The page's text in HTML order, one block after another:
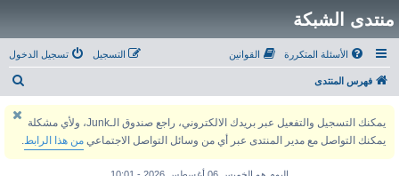
منتدى الشبكة
الأسئلة المتكررة القوانين تسجيل الدخول التسجيل
فهرس المنتدى
يمكنك التسجيل والتفعيل عبر بريدك الالكتروني، راجع صندوق الـJunk، ولأي مشكلة
يمكنك التواصل مع مدير المنتدى عبر أي من وسائل التواصل الاجتماعي من هذا الرابط.